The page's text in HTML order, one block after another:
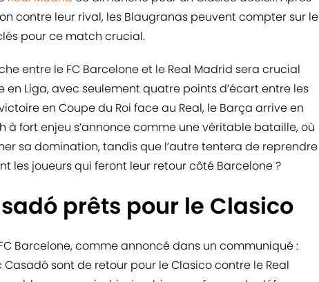
contre leur rival, les Blaugranas peuvent compter sur le
pour ce match crucial.
entre le FC Barcelone et le Real Madrid sera crucial
Liga, avec seulement quatre points d’écart entre les
en Coupe du Roi face au Real, le Barça arrive en
à fort enjeu s’annonce comme une véritable bataille, où
sa domination, tandis que l’autre tentera de reprendre
les joueurs qui feront leur retour côté Barcelone ?
prêts pour le Clasico
Barcelone, comme annoncé dans un communiqué :
sont de retour pour le Clasico contre le Real